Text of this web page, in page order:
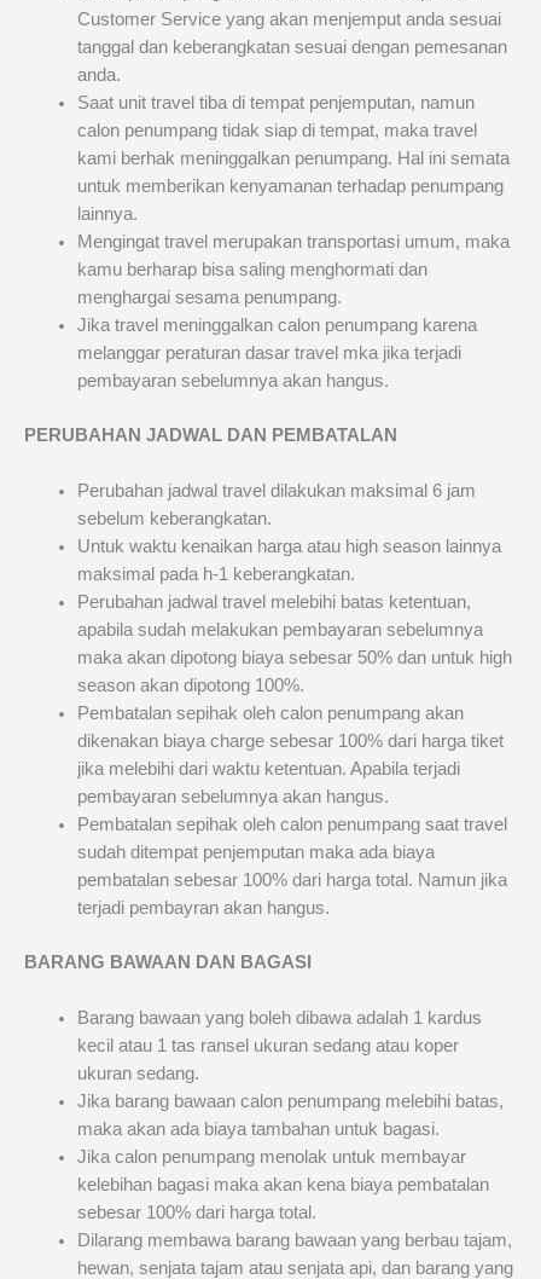
Customer Service yang akan menjemput anda sesuai
tanggal dan keberangkatan sesuai dengan pemesanan
anda.
Saat unit travel tiba di tempat penjemputan, namun
calon penumpang tidak siap di tempat, maka travel
kami berhak meninggalkan penumpang. Hal ini semata
untuk memberikan kenyamanan terhadap penumpang
lainnya.
Mengingat travel merupakan transportasi umum, maka
kamu berharap bisa saling menghormati dan
menghargai sesama penumpang.
Jika travel meninggalkan calon penumpang karena
melanggar peraturan dasar travel mka jika terjadi
pembayaran sebelumnya akan hangus.
PERUBAHAN JADWAL DAN PEMBATALAN
Perubahan jadwal travel dilakukan maksimal 6 jam
sebelum keberangkatan.
Untuk waktu kenaikan harga atau high season lainnya
maksimal pada h-1 keberangkatan.
Perubahan jadwal travel melebihi batas ketentuan,
apabila sudah melakukan pembayaran sebelumnya
maka akan dipotong biaya sebesar 50% dan untuk high
season akan dipotong 100%.
Pembatalan sepihak oleh calon penumpang akan
dikenakan biaya charge sebesar 100% dari harga tiket
jika melebihi dari waktu ketentuan. Apabila terjadi
pembayaran sebelumnya akan hangus.
Pembatalan sepihak oleh calon penumpang saat travel
sudah ditempat penjemputan maka ada biaya
pembatalan sebesar 100% dari harga total. Namun jika
terjadi pembayran akan hangus.
BARANG BAWAAN DAN BAGASI
Barang bawaan yang boleh dibawa adalah 1 kardus
kecil atau 1 tas ransel ukuran sedang atau koper
ukuran sedang.
Jika barang bawaan calon penumpang melebihi batas,
maka akan ada biaya tambahan untuk bagasi.
Jika calon penumpang menolak untuk membayar
kelebihan bagasi maka akan kena biaya pembatalan
sebesar 100% dari harga total.
Dilarang membawa barang bawaan yang berbau tajam,
hewan, senjata tajam atau senjata api, dan barang yang